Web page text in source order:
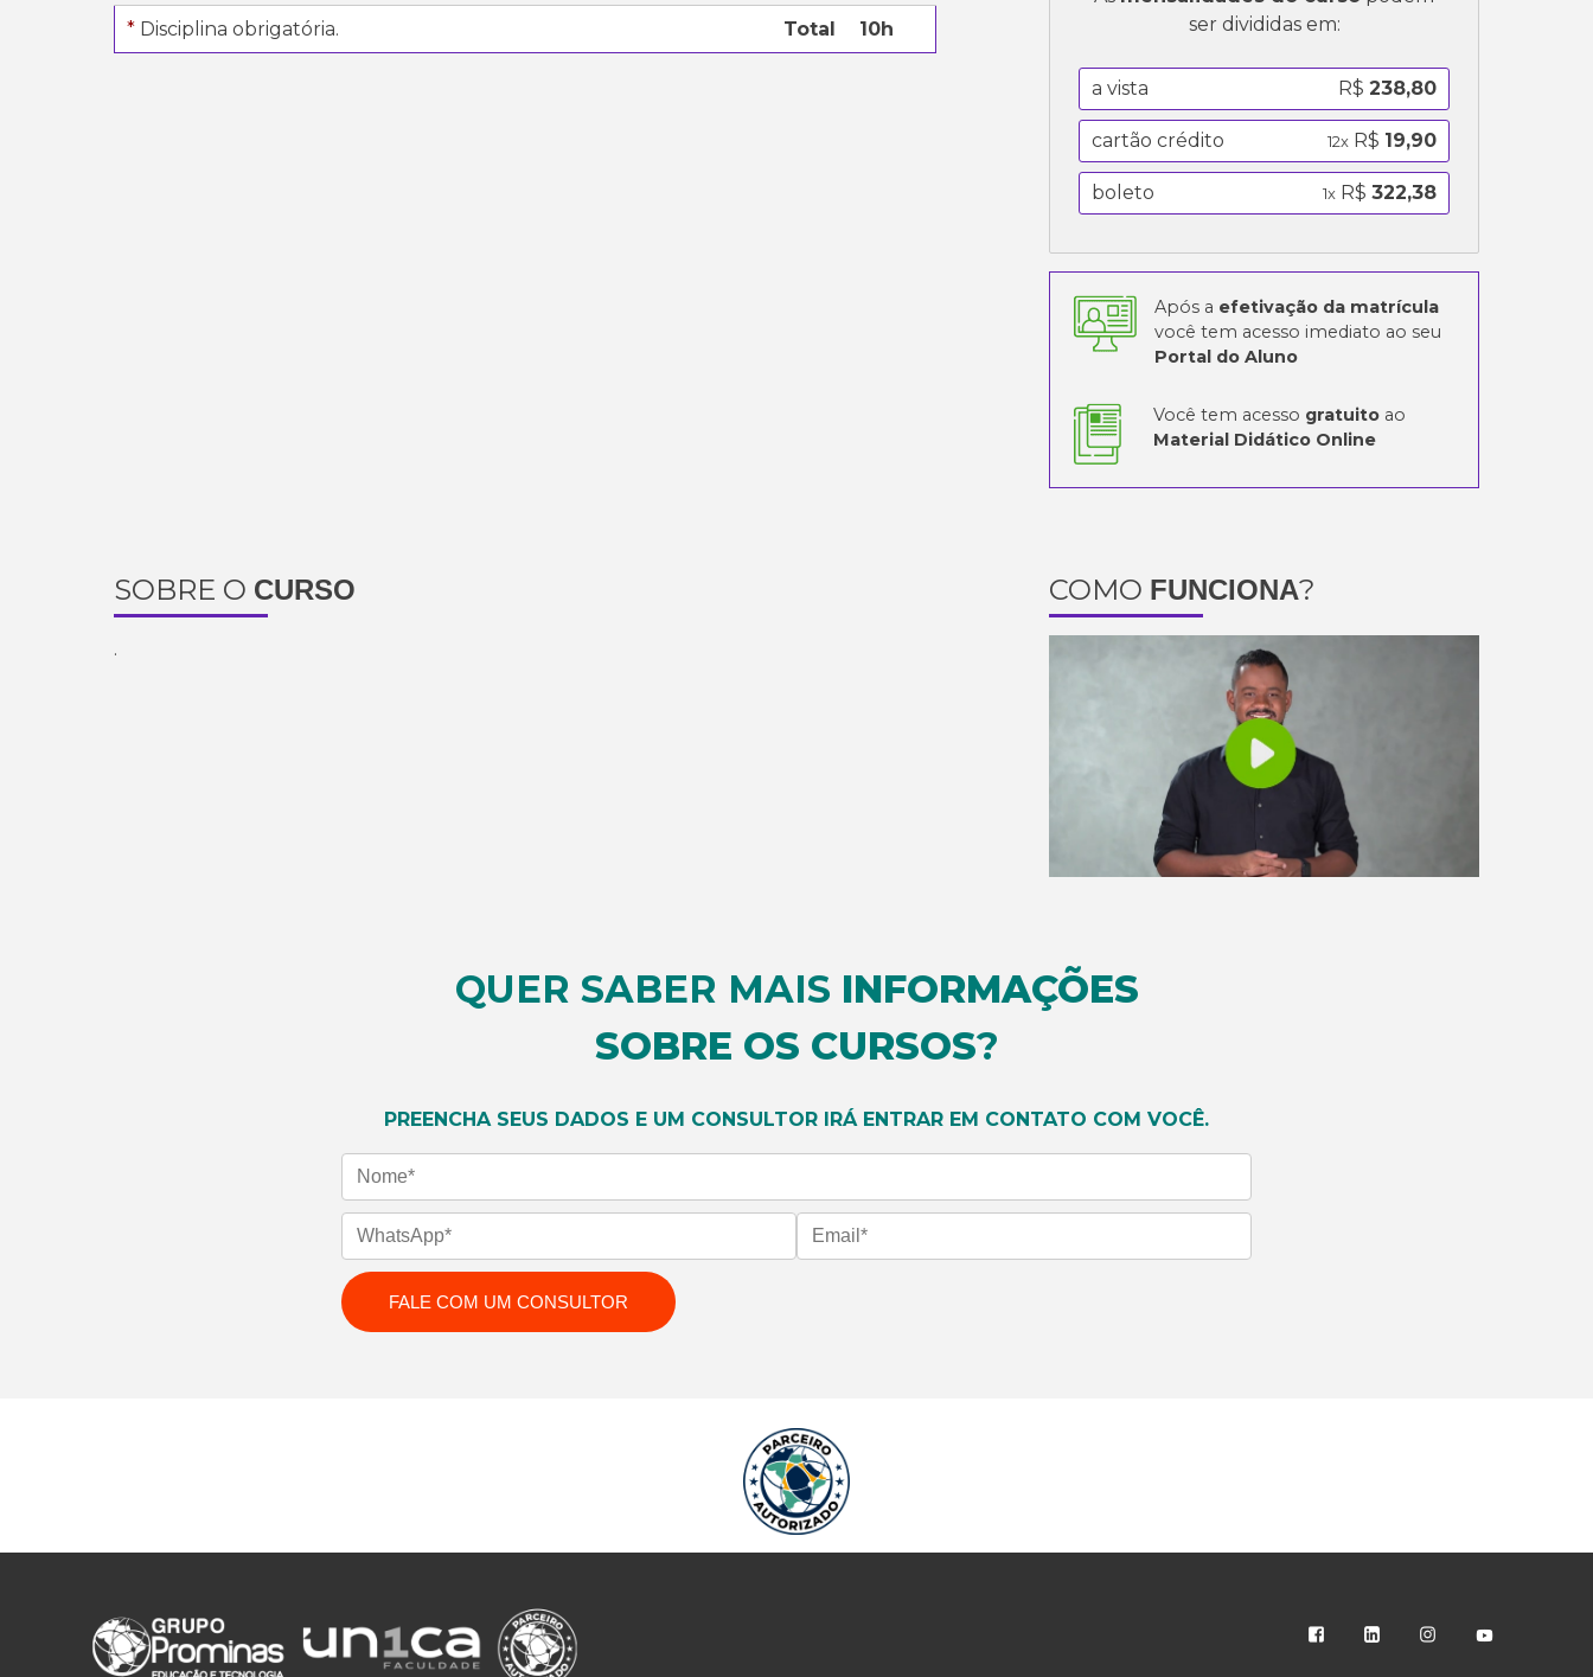
* Disciplina obrigatória. Total 10h
ser divididas em:
a vista R$ 238,80
cartão crédito 12xR$ 19,90
boleto 1xR$ 322,38
Após a efetivação da matrícula
você tem acesso imediato ao seu
Portal do Aluno
Você tem acesso gratuito ao
Material Didático Online
SOBRE O CURSO
.
COMO FUNCIONA?
QUER SABER MAIS INFORMAÇÕES
SOBRE OS CURSOS?
PREENCHA SEUS DADOS E UM CONSULTOR IRÁ ENTRAR EM CONTATO COM VOCÊ.
Nome
WhatsApp
Email
FALE COM UM CONSULTOR